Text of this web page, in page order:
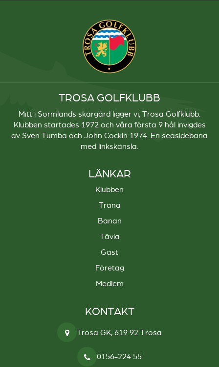
TROSA GOLFKLUBB
Mitt i Sörmlands skärgård ligger vi, Trosa Golfklubb.
Klubben startades 1972 och våra första 9 hål invigdes
av Sven Tumba och John Cockin 1974. En seasidebana
med linkskänsla.
LÄNKAR
Klubben
Träna
Banan
Tävla
Gäst
Företag
Medlem
KONTAKT
Trosa GK, 619 92 Trosa
0156-224 55